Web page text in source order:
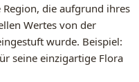
Region, die aufgrund ihres
Wertes von der
wurde. Beispiel:
seine einzigartige Flora